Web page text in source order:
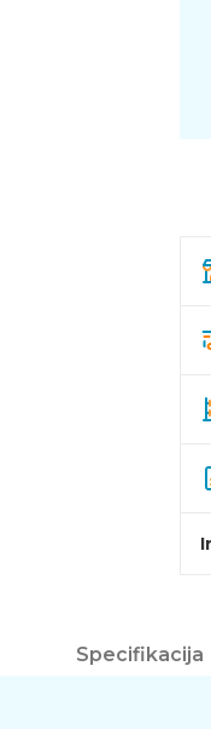
Specifikacija